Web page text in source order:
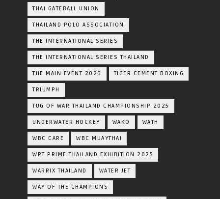
THAI GATEBALL UNION
THAILAND POLO ASSOCIATION
THE INTERNATIONAL SERIES
THE INTERNATIONAL SERIES THAILAND
THE MAIN EVENT 2026 TIGER CEMENT BOXING
TRIUMPH
TUG OF WAR THAILAND CHAMPIONSHIP 2025
UNDERWATER HOCKEY WAKO WATH
WBC CARE WBC MUAYTHAI
WPT PRIME THAILAND EXHIBITION 2025
WARRIX THAILAND WATER JET
WAY OF THE CHAMPIONS